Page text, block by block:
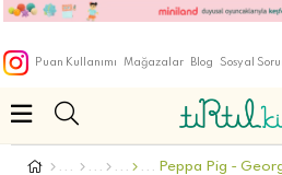
Puan Kullanımı Mağazalar Blog Sosyal
Peppa Pig -